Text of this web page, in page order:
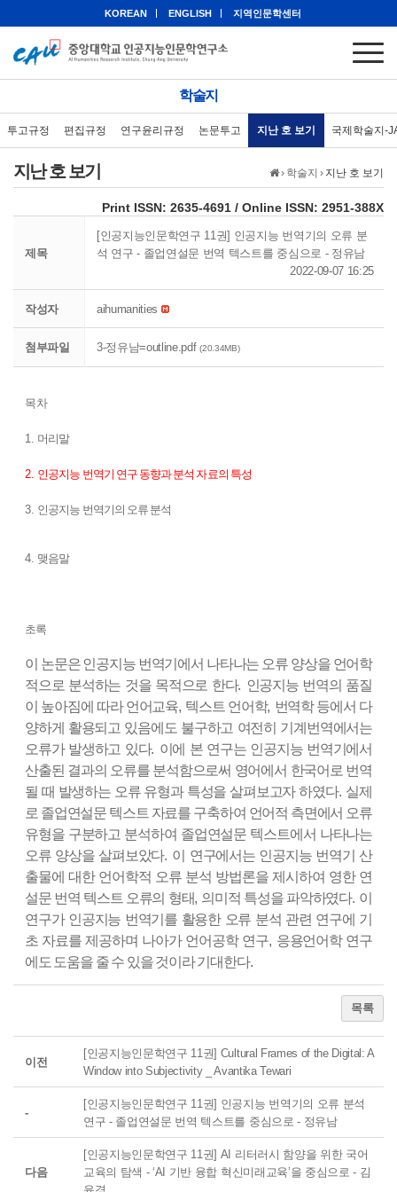
KOREAN ENGLISH 지역인문학센터
학술지
투고규정 편집규정 연구윤리규정 논문투고 지난 호 보기 국제학술지-
› 학술지 › 지난 호 보기
지난 호 보기
Print ISSN: 2635-4691 / Online ISSN: 2951-388X
제목
[인공지능인문학연구 11권] 인공지능 번역기의 오류 분
석 연구 - 졸업연설문 번역 텍스트를 중심으로 - 정유남
2022-09-07 16:25
작성자 aihumanities
첨부파일 3-정유남=outline.pdf(20.34MB)
목차
1. 머리말
2. 인공지능 번역기 연구 동향과 분석 자료의 특성
3. 인공지능 번역기의 오류 분석
4. 맺음말
초록
이 논문은 인공지능 번역기에서 나타나는 오류 양상을 언어학
적으로 분석하는 것을 목적으로 한다. 인공지능 번역의 품질
이 높아짐에 따라 언어교육, 텍스트 언어학, 번역학 등에서 다
양하게 활용되고 있음에도 불구하고 여전히 기계번역에서는
오류가 발생하고 있다. 이에 본 연구는 인공지능 번역기에서
산출된 결과의 오류를 분석함으로써 영어에서 한국어로 번역
될 때 발생하는 오류 유형과 특성을 살펴보고자 하였다. 실제
로 졸업연설문 텍스트 자료를 구축하여 언어적 측면에서 오류
유형을 구분하고 분석하여 졸업연설문 텍스트에서 나타나는
오류 양상을 살펴보았다. 이 연구에서는 인공지능 번역기 산
출물에 대한 언어학적 오류 분석 방법론을 제시하여 영한 연
설문 번역 텍스트 오류의 형태, 의미적 특성을 파악하였다. 이
연구가 인공지능 번역기를 활용한 오류 분석 관련 연구에 기
초 자료를 제공하며 나아가 언어공학 연구, 응용언어학 연구
에도 도움을 줄 수 있을 것이라 기대한다.
목록
이전
[인공지능인문학연구 11권] Cultural Frames of the Digital: A
Window into Subjectivity _ Avantika Tewari
-
[인공지능인문학연구 11권] 인공지능 번역기의 오류 분석
연구 - 졸업연설문 번역 텍스트를 중심으로 - 정유남
다음
[인공지능인문학연구 11권] AI 리터러시 함양을 위한 국어
교육의 탐색 - ‘AI 기반 융합 혁신미래교육’을 중심으로 - 김